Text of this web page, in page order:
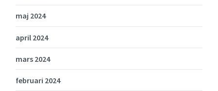
maj 2024
april 2024
mars 2024
februari 2024